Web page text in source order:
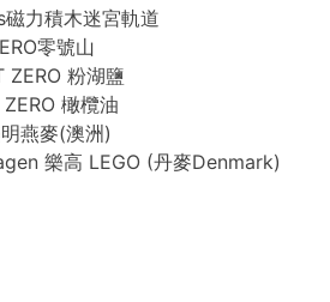
力積木迷宮軌道
零號山
ZERO 粉湖鹽
橄欖油
燕麥(澳洲)
樂高 LEGO (丹麥Denmark)